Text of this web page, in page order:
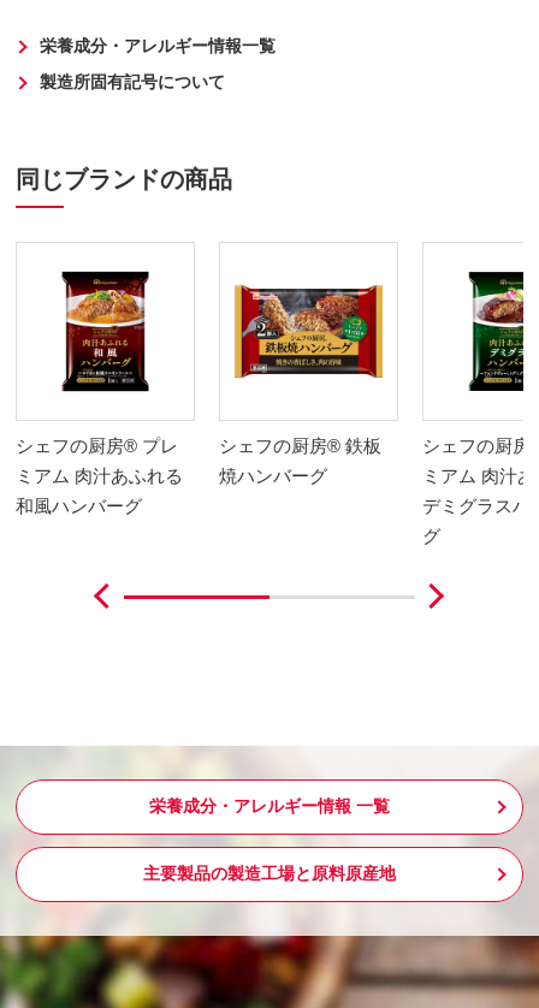
栄養成分・アレルギー情報一覧
製造所固有記号について
同じブランドの商品
シェフの厨房® プレ
ミアム 肉汁あふれる
和風ハンバーグ
シェフの厨房® 鉄板
焼ハンバーグ
シェフの厨房
ミアム 肉汁
デミグラスハ
グ
栄養成分・アレルギー情報 一覧
主要製品の製造工場と原料原産地